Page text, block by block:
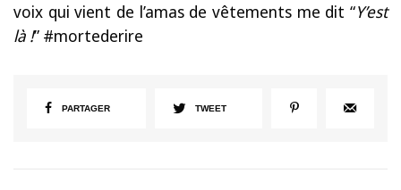
voix qui vient de l’amas de vêtements me dit “Y’est
là !” #mortederire
PARTAGER TWEET